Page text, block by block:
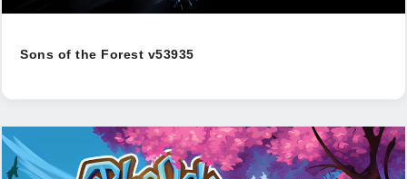
Sons of the Forest v53935